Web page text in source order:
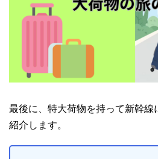
最後に、特大荷物を持って新幹線
紹介します。